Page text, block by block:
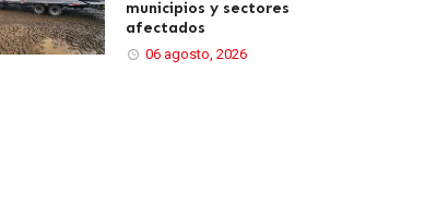
municipios y sectores
afectados
06 agosto, 2026